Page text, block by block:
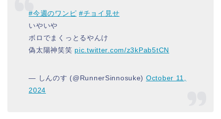
#今週のワンピ #チョイ見せ
いやいや
ボロでまくっとるやんけ
偽太陽神笑笑 pic.twitter.com/z3kPab5tCN
— しんのす (@RunnerSinnosuke) October 11,
2024